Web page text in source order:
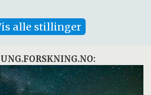
alle stillinger